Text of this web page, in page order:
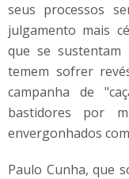
seus processos
julgamento mais
que se
temem sofrer
campanha de
bastidores por
envergonhados
Paulo Cunha, que